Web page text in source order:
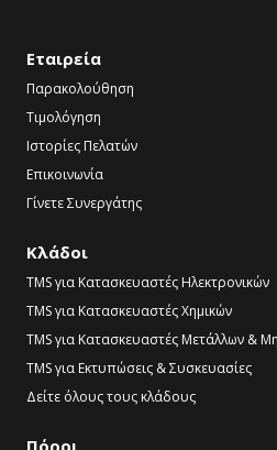
Εταιρεία
Παρακολούθηση
Τιμολόγηση
Ιστορίες Πελατών
Επικοινωνία
Γίνετε Συνεργάτης
Κλάδοι
TMS για Κατασκευαστές Ηλεκτρονικών
TMS για Κατασκευαστές Χημικών
TMS για Κατασκευαστές Μετάλλων &
TMS για Εκτυπώσεις & Συσκευασίες
Δείτε όλους τους κλάδους